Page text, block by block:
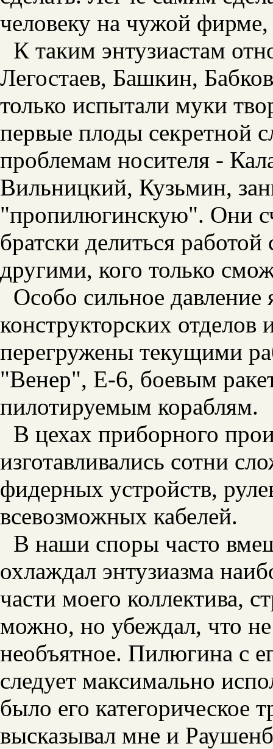
человеку на чужой
К таким энтузиастам
Легостаев, Башкин,
только испытали муки
первые плоды секретной
проблемам носителя -
Вильницкий, Кузьмин,
"пропилюгинскую". Они
братски делиться
другими, кого только
Особо сильное
конструкторских
перегружены текущими
"Венер", Е-6, боевым
пилотируемым кораблям.
В цехах приборного
изготавливались сотни
фидерных устройств,
всевозможных кабелей.
В наши споры часто
охлаждал энтузиазма
части моего коллектива,
можно, но убеждал, что не
необъятное. Пилюгина с
следует максимально
было его категорическое
высказывал мне и